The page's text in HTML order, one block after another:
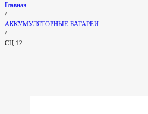
Главная
/
АККУМУЛЯТОРНЫЕ БАТАРЕИ
/
СЦ 12